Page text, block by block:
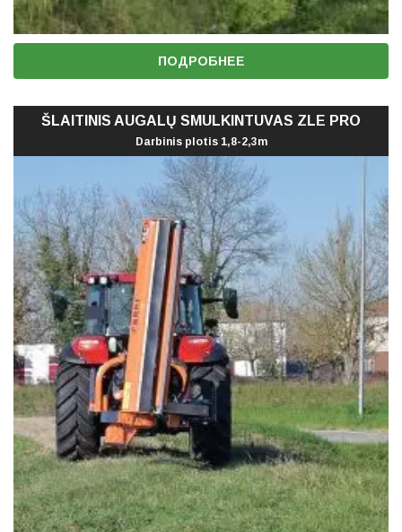
ПОДРОБНЕЕ
ŠLAITINIS AUGALŲ SMULKINTUVAS ZLE PRO
Darbinis plotis 1,8-2,3m